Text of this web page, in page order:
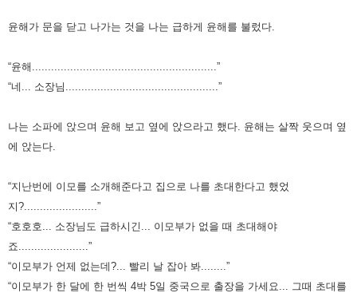
윤해가 문을 닫고 나가는 것을 나는 급하게 윤해를 불렀다.
“윤해..........................................................”
“네... 소장님................................................”
나는 소파에 앉으며 윤해 보고 옆에 앉으라고 했다. 윤해는 살짝 웃으며 옆
에 앉는다.
“지난번에 이모를 소개해준다고 집으로 나를 초대한다고 했었
지?.......................”
“호호호... 소장님도 급하시긴... 이모부가 없을 때 초대해야
죠......................”
“이모부가 언제 없는데?... 빨리 날 잡아 봐........”
“이모부가 한 달에 한 번씩 4박 5일 중국으로 출장을 가세요... 그때 초대를